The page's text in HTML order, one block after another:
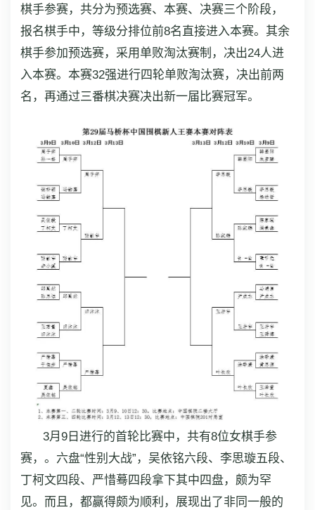
棋手参赛，共分为预选赛、本赛、决赛三个阶段，
报名棋手中，等级分排位前8名直接进入本赛。其余
棋手参加预选赛，采用单败淘汰赛制，决出24人进
入本赛。本赛32强进行四轮单败淘汰赛，决出前两
名，再通过三番棋决赛决出新一届比赛冠军。
3月9日进行的首轮比赛中，共有8位女棋手参
赛，。六盘“性别大战”，吴依铭六段、李思璇五段、
丁柯文四段、严惜蓦四段拿下其中四盘，颇为罕
见。而且，都赢得颇为顺利，展现出了非同一般的